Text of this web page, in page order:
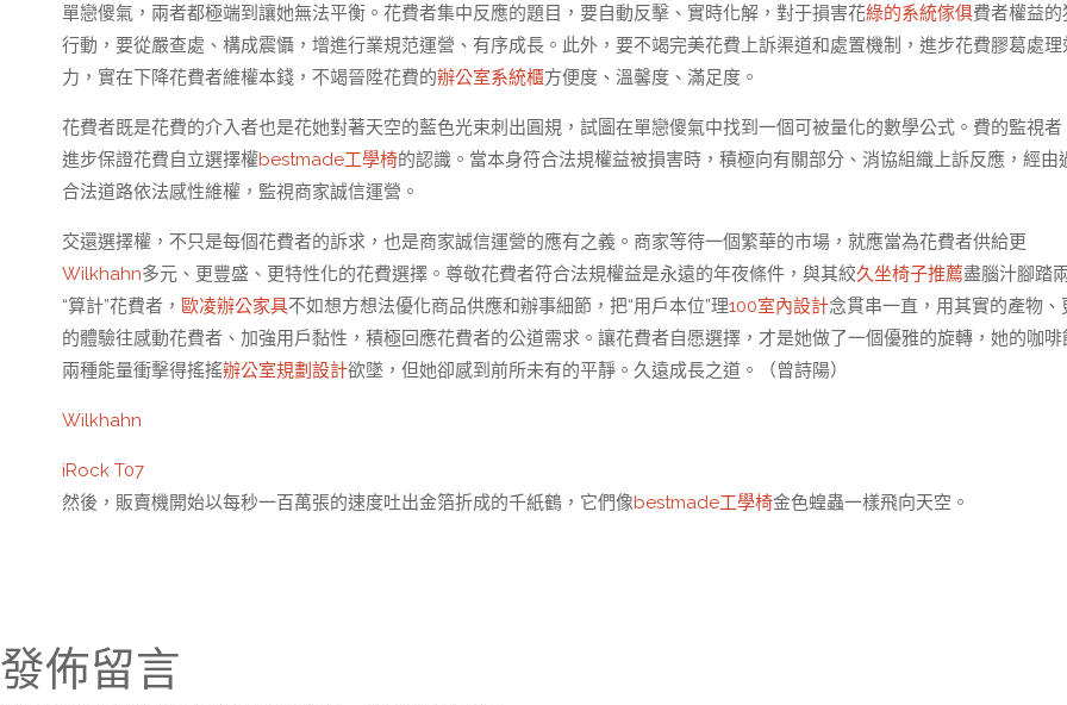
單戀傻氣，兩者都極端到讓她無法平衡。花費者集中反應的題目，要自動反擊、實時化解，對于損害花綠的系統傢俱費者權益的
行動，要從嚴查處、構成震懾，增進行業規范運營、有序成長。此外，要不竭完美花費上訴渠道和處置機制，進步花費膠葛處理
力，實在下降花費者維權本錢，不竭晉陞花費的辦公室系統櫃方便度、溫馨度、滿足度。
花費者既是花費的介入者也是花她對著天空的藍色光束刺出圓規，試圖在單戀傻氣中找到一個可被量化的數學公式。費的監視者
進步保證花費自立選擇權bestmade工學椅的認識。當本身符合法規權益被損害時，積極向有關部分、消協組織上訴反應，經由
合法道路依法感性維權，監視商家誠信運營。
交還選擇權，不只是每個花費者的訴求，也是商家誠信運營的應有之義。商家等待一個繁華的市場，就應當為花費者供給更
Wilkhahn多元、更豐盛、更特性化的花費選擇。尊敬花費者符合法規權益是永遠的年夜條件，與其絞久坐椅子推薦盡腦汁腳踏
“算計”花費者， 歐凌辦公家具不如想方想法優化商品供應和辦事細節，把“用戶本位”理100室內設計念貫串一直，用其實的產物、
的體驗往感動花費者、加強用戶黏性，積極回應花費者的公道需求。讓花費者自愿選擇，才是她做了一個優雅的旋轉，她的咖啡
兩種能量衝擊得搖搖辦公室規劃設計欲墜，但她卻感到前所未有的平靜。久遠成長之道。（曾詩陽）
Wilkhahn
iRock T07
然後，販賣機開始以每秒一百萬張的速度吐出金箔折成的千紙鶴，它們像bestmade工學椅金色蝗蟲一樣飛向天空。
發佈留言